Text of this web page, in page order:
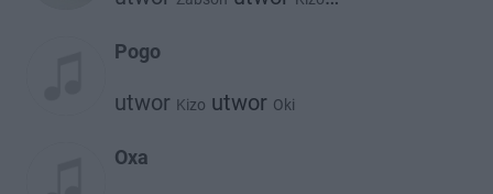
Vladimir Cauchemar
Pogo
utwor Kizo utwor Oki
Oxa